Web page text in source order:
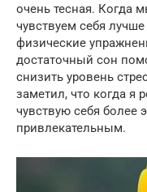
очень тесная. Когда
чувствуем себя
физические
достаточный сон
снизить уровень
заметил, что когда я
чувствую себя более
привлекательным.